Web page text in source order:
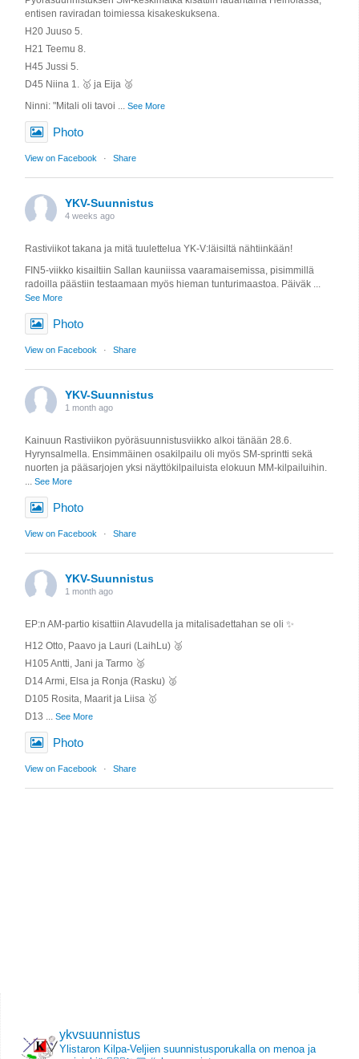
entisen raviradan toimiessa kisakeskuksena.
H20 Juuso 5.
H21 Teemu 8.
H45 Jussi 5.
D45 Niina 1. 🥇 ja Eija 🥈
Ninni: "Mitali oli tavoi ... See More
Photo
View on Facebook · Share
YKV-Suunnistus
4 weeks ago
Rastiviikot takana ja mitä tuulettelua YK-V:läisiltä nähtiinkään!
FIN5-viikko kisailtiin Sallan kauniissa vaaramaisemissa, pisimmillä
radoilla päästiin testaamaan myös hieman tunturimaastoa. Päiväk ...
See More
Photo
View on Facebook · Share
YKV-Suunnistus
1 month ago
Kainuun Rastiviikon pyöräsuunnistusviikko alkoi tänään 28.6.
Hyrynsalmella. Ensimmäinen osakilpailu oli myös SM-sprintti sekä
nuorten ja pääsarjojen yksi näyttökilpailuista elokuun MM-kilpailuihin.
... See More
Photo
View on Facebook · Share
YKV-Suunnistus
1 month ago
EP:n AM-partio kisattiin Alavudella ja mitalisadettahan se oli ✨️
H12 Otto, Paavo ja Lauri (LaihLu) 🥈
H105 Antti, Jani ja Tarmo 🥈
D14 Armi, Elsa ja Ronja (Rasku) 🥈
D105 Rosita, Maarit ja Liisa 🥇
D13 ... See More
Photo
View on Facebook · Share
ykvsuunnistus
Ylistaron Kilpa-Veljien suunnistusporukalla on menoa ja